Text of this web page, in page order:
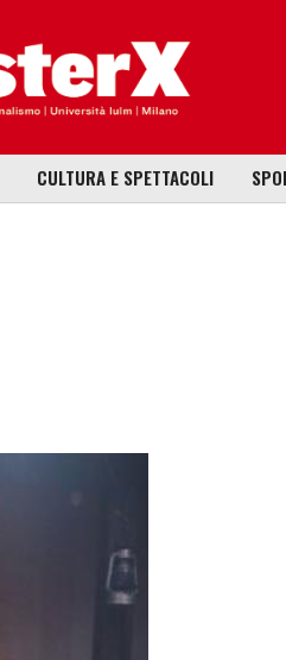
CULTURA E SPETTACOLI